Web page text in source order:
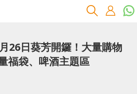
26日葵芳開鑼！大量購物
福袋、啤酒主題區